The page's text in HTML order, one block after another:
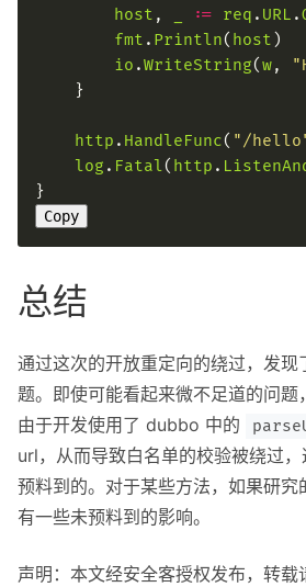
host , := req . URL .
fmt . Println( host
io .WriteString(w,
http . HandleFunc( "/
log . Fatal( http .
Copy
总结
通过这次的开放重定向的绕过，发现
题。即使可能看起来微不足道的问题
由于开发使用了 dubbo 中的
url，从而导致白名单的校验被绕过
预料到的。对于某些方法，如果研究
有一些未预料到的影响。
声明：本文经安全客授权发布，转载